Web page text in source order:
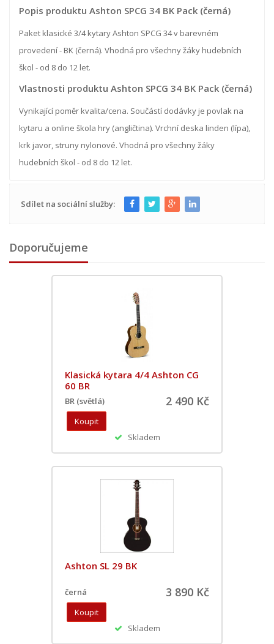
Popis produktu Ashton SPCG 34 BK Pack (černá)
Paket klasické 3/4 kytary Ashton SPCG 34 v barevném
provedení - BK (černá). Vhodná pro všechny žáky hudebních
škol - od 8 do 12 let.
Vlastnosti produktu Ashton SPCG 34 BK Pack (černá)
Vynikající poměr kvalita/cena. Součástí dodávky je povlak na
kytaru a online škola hry (angličtina). Vrchní deska linden (lípa),
krk javor, struny nylonové. Vhodná pro všechny žáky
hudebních škol - od 8 do 12 let.
Sdílet na sociální služby:
Doporučujeme
Klasická kytara 4/4 Ashton CG
60 BR
BR (světlá) 2 490 Kč
Skladem
Ashton SL 29 BK
černá 3 890 Kč
Skladem